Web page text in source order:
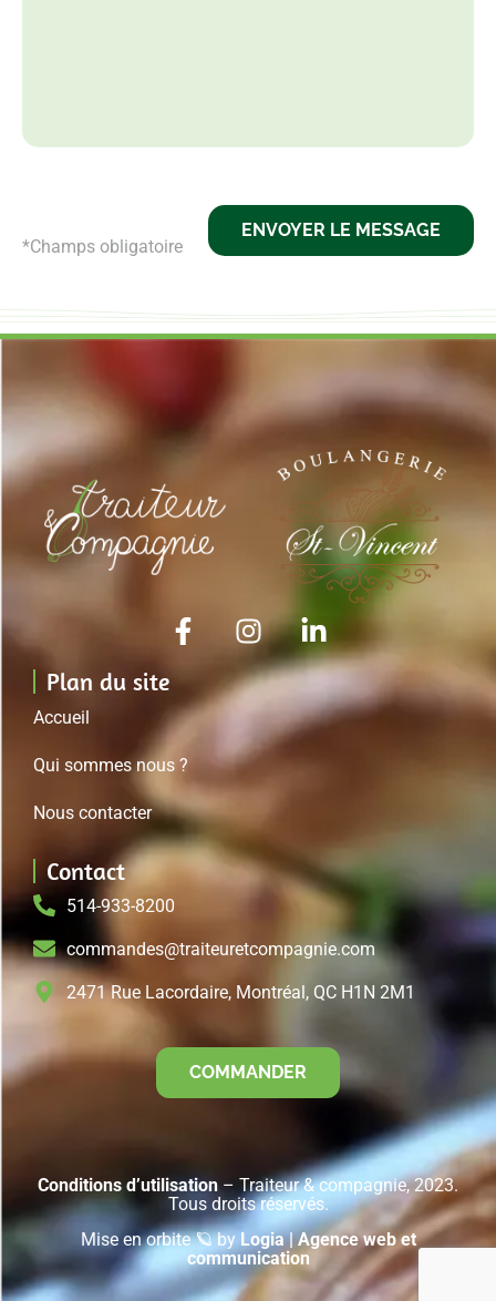
ENVOYER LE MESSAGE
Plan du site
Accueil
Qui sommes nous ?
Nous contacter
Contact
514-933-8200
commandes@traiteuretcompagnie.com
2471 Rue Lacordaire, Montréal, QC H1N 2M1
COMMANDER
Conditions d’utilisation – Traiteur & compagnie, 2023.
Tous droits réservés.
Mise en orbite 🪐 by Logia | Agence web et
communication